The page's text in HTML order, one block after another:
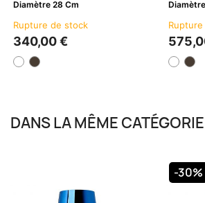
Diamètre 28 Cm
Rupture de stock
340,00 €
DANS LA MÊME CATÉGORIE
-30%